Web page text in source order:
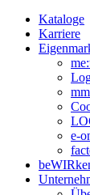
Kataloge
Karriere
e-